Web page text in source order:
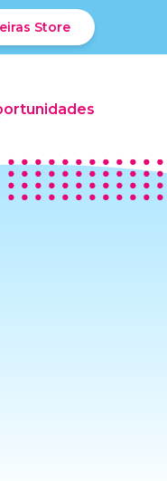
Store